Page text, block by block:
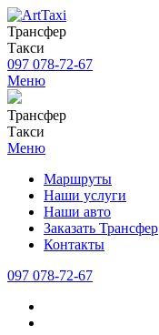
Трансфер
Такси
097 078-72-67
Меню
Трансфер
Такси
Меню
Маршруты
Наши услуги
Наши авто
Заказать Трансфер
Контакты
097 078-72-67